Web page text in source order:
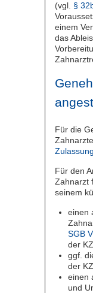
(vgl. §
einem
das
Für die
Für den
Zahnarzt
seinem
einen
SGB V
der
ggf.
der
einen
und